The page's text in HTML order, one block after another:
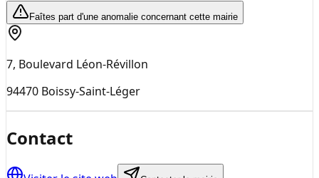
Faîtes part d'une anomalie concernant cette mairie
7, Boulevard Léon-Révillon
94470 Boissy-Saint-Léger
Contact